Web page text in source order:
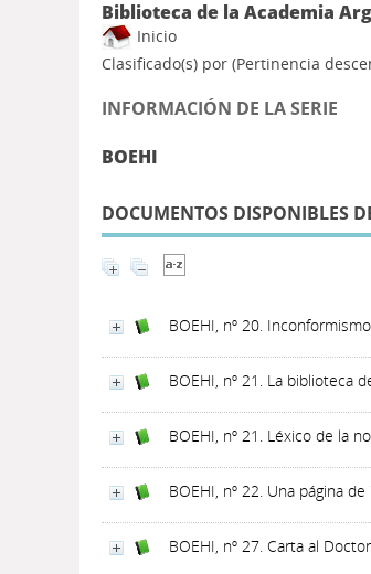
Biblioteca de la Academia
Inicio
Clasificado(s) por (Pertinencia
INFORMACIÓN DE LA SERIE
BOEHI
DOCUMENTOS DISPONIBLES
BOEHI, nº 20.
BOEHI, nº 21. La biblioteca
BOEHI, nº 21. Léxico de la
BOEHI, nº 22. Una página
BOEHI, nº 27. Carta al